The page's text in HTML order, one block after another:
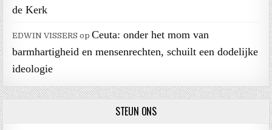
de Kerk
EDWIN VISSERS opCeuta: onder het mom van
barmhartigheid en mensenrechten, schuilt een dodelijke
ideologie
STEUN ONS